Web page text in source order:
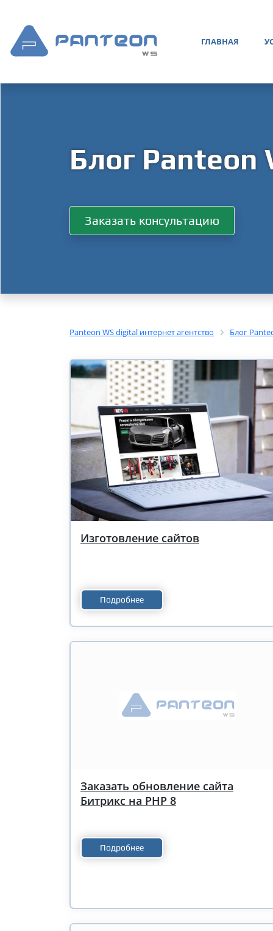
ГЛАВНАЯ
Блог Panteon
Заказать консультацию
Panteon WS digital интернет агентство Блог
Изготовление сайтов
Подробнее
Заказать обновление сайта
Битрикс на PHP 8
Подробнее